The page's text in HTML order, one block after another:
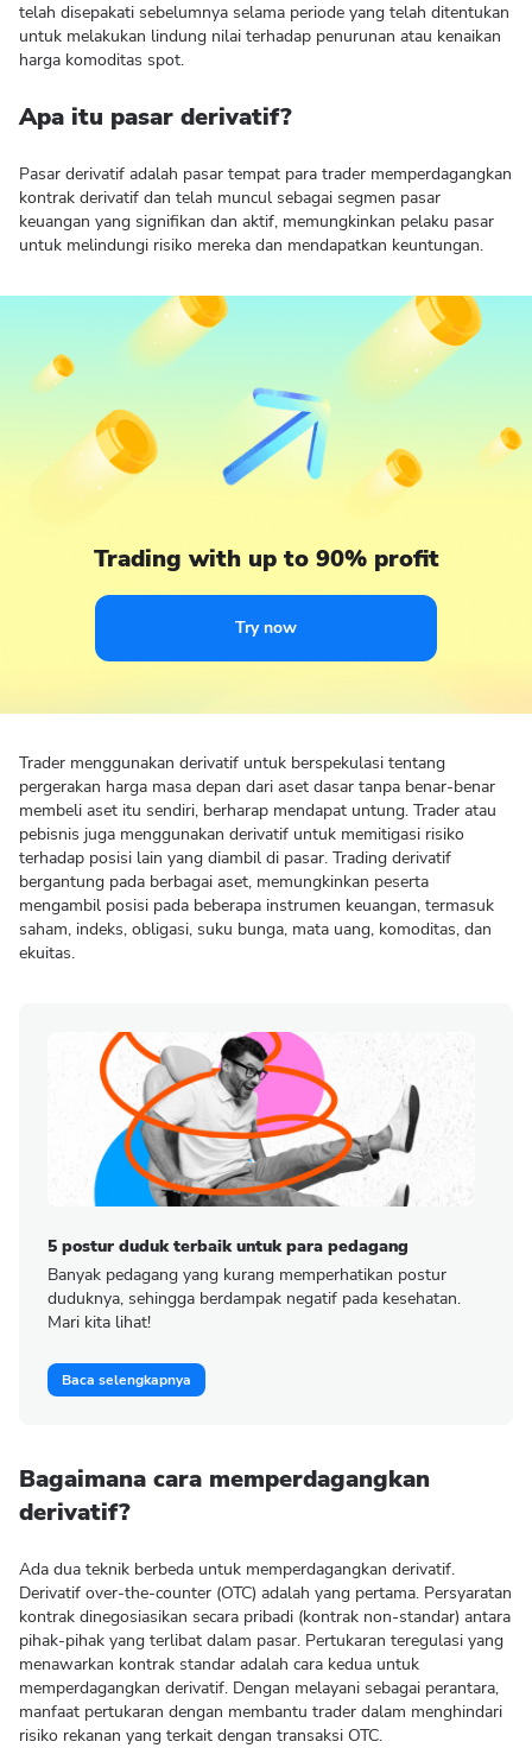
telah disepakati sebelumnya selama periode yang telah ditentukan
untuk melakukan lindung nilai terhadap penurunan atau kenaikan
harga komoditas spot.
Apa itu pasar derivatif?
Pasar derivatif adalah pasar tempat para trader memperdagangkan
kontrak derivatif dan telah muncul sebagai segmen pasar
keuangan yang signifikan dan aktif, memungkinkan pelaku pasar
untuk melindungi risiko mereka dan mendapatkan keuntungan.
Trading with up to 90% profit
Try now
Trader menggunakan derivatif untuk berspekulasi tentang
pergerakan harga masa depan dari aset dasar tanpa benar-benar
membeli aset itu sendiri, berharap mendapat untung. Trader atau
pebisnis juga menggunakan derivatif untuk memitigasi risiko
terhadap posisi lain yang diambil di pasar. Trading derivatif
bergantung pada berbagai aset, memungkinkan peserta
mengambil posisi pada beberapa instrumen keuangan, termasuk
saham, indeks, obligasi, suku bunga, mata uang, komoditas, dan
ekuitas.
5 postur duduk terbaik untuk para pedagang
Banyak pedagang yang kurang memperhatikan postur
duduknya, sehingga berdampak negatif pada kesehatan.
Mari kita lihat!
Baca selengkapnya
Bagaimana cara memperdagangkan
derivatif?
Ada dua teknik berbeda untuk memperdagangkan derivatif.
Derivatif over-the-counter (OTC) adalah yang pertama. Persyaratan
kontrak dinegosiasikan secara pribadi (kontrak non-standar) antara
pihak-pihak yang terlibat dalam pasar. Pertukaran teregulasi yang
menawarkan kontrak standar adalah cara kedua untuk
memperdagangkan derivatif. Dengan melayani sebagai perantara,
manfaat pertukaran dengan membantu trader dalam menghindari
risiko rekanan yang terkait dengan transaksi OTC.